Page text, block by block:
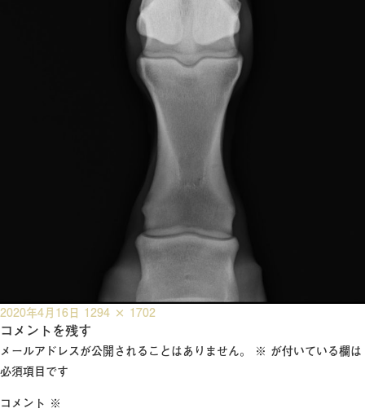
投
稿
日:
2020年4月16日 フ
ル
サ
1294 × 1702
コメントを残す
メールアドレスが公開されることはありません。 ※ が付いている欄は
必須項目です
コメント ※